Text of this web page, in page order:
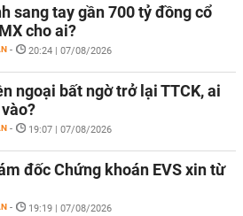
sang tay gần 700 tỷ đồng cổ
cho ai?
- 20:24 | 07/08/2026
ngoại bất ngờ trở lại TTCK, ai
- 19:07 | 07/08/2026
đốc Chứng khoán EVS xin từ
- 19:19 | 07/08/2026